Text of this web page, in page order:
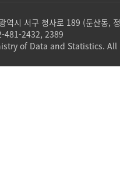
역시 서구 청사로 189 (둔산동,
481-2432, 2389
of Data and Statistics.